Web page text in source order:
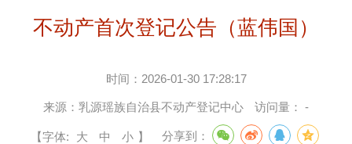
不动产首次登记公告（蓝伟国）
时间： 2026-01-30 17:28:17
来源： 乳源瑶族自治县不动产登记中心 访问量： -
【字体: 大 中 小 】 分享到：